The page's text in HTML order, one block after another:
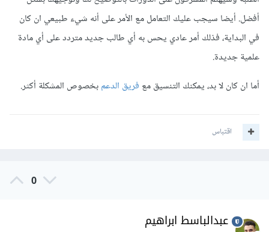
أفضل. أيضا سيجب عليك التعامل مع الأمر على أنه شيء طبيعي ان كان
في البداية، فذلك أمر عادي يحس به أي طالب جديد متردد على أي مادة
علمية جديدة.
أما ان كان لا بد، يمكنك التنسيق مع فريق الدعمبخصوص المشكلة أكثر.
اقتباس
0
عبدالباسط ابراهيم